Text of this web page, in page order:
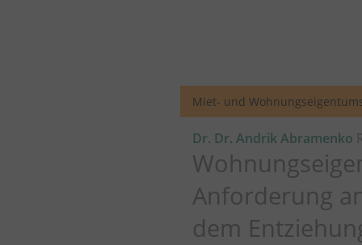
Miet- und
Dr. Dr. Andrik Abramenko
Anforderung
dem